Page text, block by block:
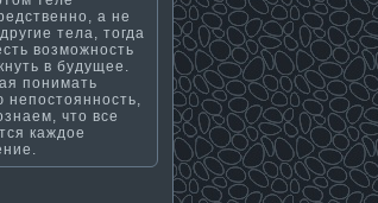
а не
тела, тогда
возможность
в будущее.
понимать
непостоянность,
что все
каждое